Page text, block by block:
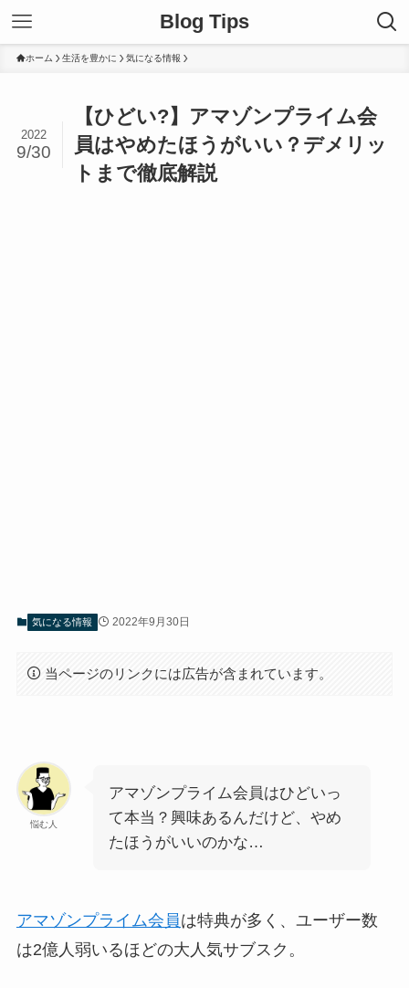
Blog Tips
ホーム 生活を豊かに 気になる情報
【ひどい?】アマゾンプライム会
員はやめたほうがいい？デメリッ
トまで徹底解説
2022
9/30
気になる情報 2022年9月30日
当ページのリンクには広告が含まれています。
悩む人
アマゾンプライム会員はひどいっ
て本当？興味あるんだけど、やめ
たほうがいいのかな…
アマゾンプライム会員は特典が多く、ユーザー数
は2億人弱いるほどの大人気サブスク。